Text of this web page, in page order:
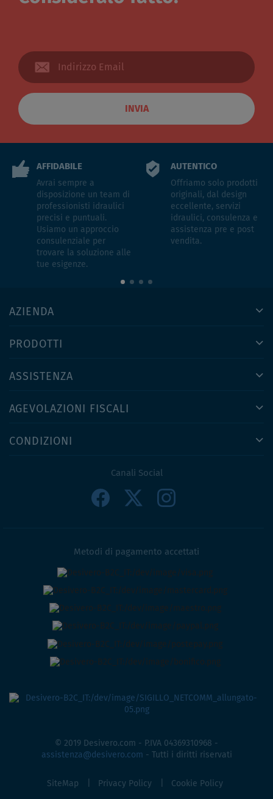
INVIA
AFFIDABILE
Avrai sempre a
disposizione un team di
professionisti idraulici
precisi e puntuali.
Usiamo un approccio
consulenziale per
trovare la soluzione alle
tue esigenze.
AUTENTICO
Offriamo solo prodotti
originali, dal design
eccellente, servizi
idraulici, consulenza e
assistenza pre e post
vendita.
AZIENDA
PRODOTTI
ASSISTENZA
AGEVOLAZIONI FISCALI
CONDIZIONI
Canali Social
Metodi di pagamento accettati
© 2019 Desivero.com - P.IVA 04369310968 -
assistenza@desivero.com - Tutti i diritti riservati
SiteMap Privacy Policy Cookie Policy